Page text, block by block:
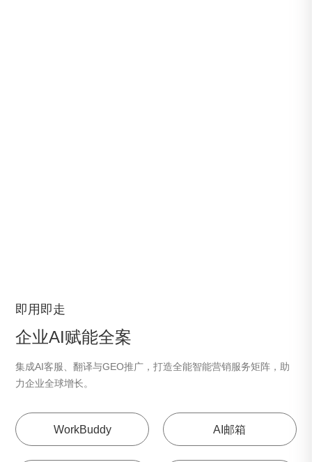
即用即走
企业AI赋能全案
集成AI客服、翻译与GEO推广，打造全能智能营销服务矩阵，助
力企业全球增长。
WorkBuddy AI邮箱